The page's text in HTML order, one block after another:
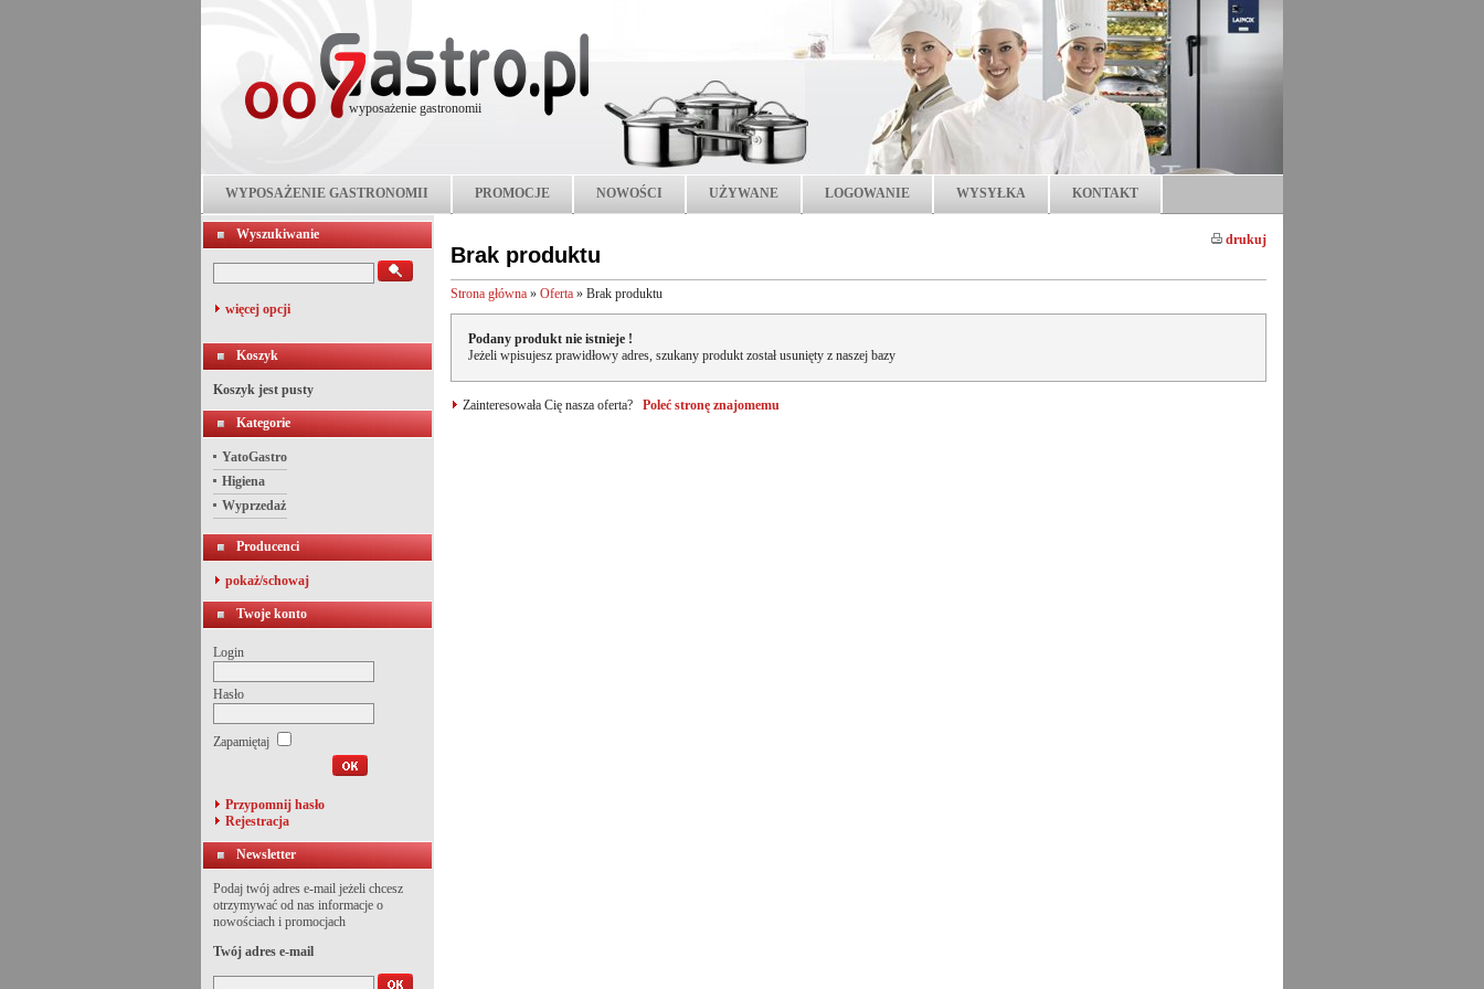
wyposażenie gastronomii
WYPOSAŻENIE GASTRONOMII PROMOCJE NOWOŚCI UŻYWANE LOGOWANIE WYSYŁKA KONTAKT
Wyszukiwanie
więcej opcji
Koszyk
Koszyk jest pusty
Kategorie
YatoGastro
Higiena
Wyprzedaż
Producenci
pokaż/schowaj
Twoje konto
Login
Hasło
Zapamiętaj
Przypomnij hasło
Rejestracja
Newsletter
Podaj twój adres e-mail jeżeli chcesz
otrzymywać od nas informacje o
nowościach i promocjach
Twój adres e-mail
drukuj
Brak produktu
Strona główna » Oferta » Brak produktu
Podany produkt nie istnieje !
Jeżeli wpisujesz prawidłowy adres, szukany produkt został usunięty z naszej bazy
Zainteresowała Cię nasza oferta? Poleć stronę znajomemu